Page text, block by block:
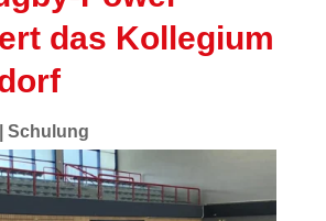
das Kollegium
Schulung